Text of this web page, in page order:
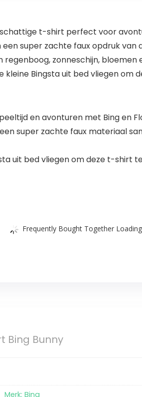
t-shirt perfect voor
super zachte faux opdruk van
zonneschijn,
Bingsta uit bed vliegen om
en avonturen met Bing en
super zachte faux materiaal
uit bed vliegen om deze t-shirt
Frequently Bought Together
Bing Bunny
Merk: Bing